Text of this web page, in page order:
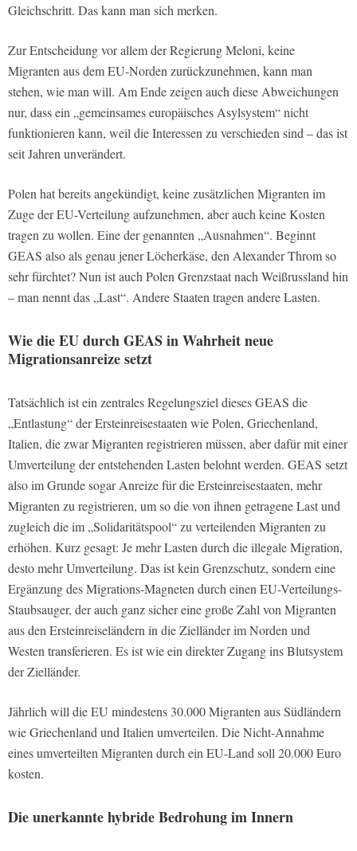
Gleichschritt. Das kann man sich merken.
Zur Entscheidung vor allem der Regierung Meloni, keine
Migranten aus dem EU-Norden zurückzunehmen, kann man
stehen, wie man will. Am Ende zeigen auch diese Abweichungen
nur, dass ein „gemeinsames europäisches Asylsystem“ nicht
funktionieren kann, weil die Interessen zu verschieden sind – das ist
seit Jahren unverändert.
Polen hat bereits angekündigt, keine zusätzlichen Migranten im
Zuge der EU-Verteilung aufzunehmen, aber auch keine Kosten
tragen zu wollen. Eine der genannten „Ausnahmen“. Beginnt
GEAS also als genau jener Löcherkäse, den Alexander Throm so
sehr fürchtet? Nun ist auch Polen Grenzstaat nach Weißrussland hin
– man nennt das „Last“. Andere Staaten tragen andere Lasten.
Wie die EU durch GEAS in Wahrheit neue
Migrationsanreize setzt
Tatsächlich ist ein zentrales Regelungsziel dieses GEAS die
„Entlastung“ der Ersteinreisestaaten wie Polen, Griechenland,
Italien, die zwar Migranten registrieren müssen, aber dafür mit einer
Umverteilung der entstehenden Lasten belohnt werden. GEAS setzt
also im Grunde sogar Anreize für die Ersteinreisestaaten, mehr
Migranten zu registrieren, um so die von ihnen getragene Last und
zugleich die im „Solidaritätspool“ zu verteilenden Migranten zu
erhöhen. Kurz gesagt: Je mehr Lasten durch die illegale Migration,
desto mehr Umverteilung. Das ist kein Grenzschutz, sondern eine
Ergänzung des Migrations-Magneten durch einen EU-Verteilungs-
Staubsauger, der auch ganz sicher eine große Zahl von Migranten
aus den Ersteinreiseländern in die Zielländer im Norden und
Westen transferieren. Es ist wie ein direkter Zugang ins Blutsystem
der Zielländer.
Jährlich will die EU mindestens 30.000 Migranten aus Südländern
wie Griechenland und Italien umverteilen. Die Nicht-Annahme
eines umverteilten Migranten durch ein EU-Land soll 20.000 Euro
kosten.
Die unerkannte hybride Bedrohung im Innern